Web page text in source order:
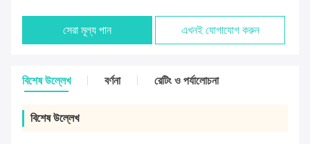
সেরা মূল্য পান এখনই যোগাযোগ করুন
বিশেষ উল্লেখ বর্ণনা রেটিং ও পর্যালোচনা
বিশেষ উল্লেখ